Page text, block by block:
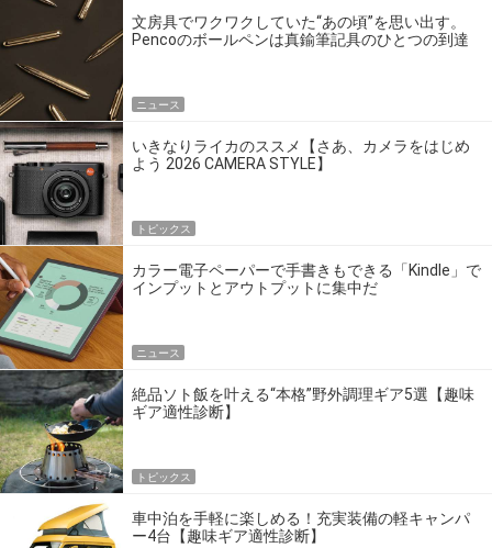
文房具でワクワクしていた“あの頃”を思い出す。
Pencoのボールペンは真鍮筆記具のひとつの到達
ニュース
いきなりライカのススメ【さあ、カメラをはじめ
よう 2026 CAMERA STYLE】
トピックス
カラー電子ペーパーで手書きもできる「Kindle」で
インプットとアウトプットに集中だ
ニュース
絶品ソト飯を叶える“本格”野外調理ギア5選【趣味
ギア適性診断】
トピックス
車中泊を手軽に楽しめる！充実装備の軽キャンパ
ー4台【趣味ギア適性診断】